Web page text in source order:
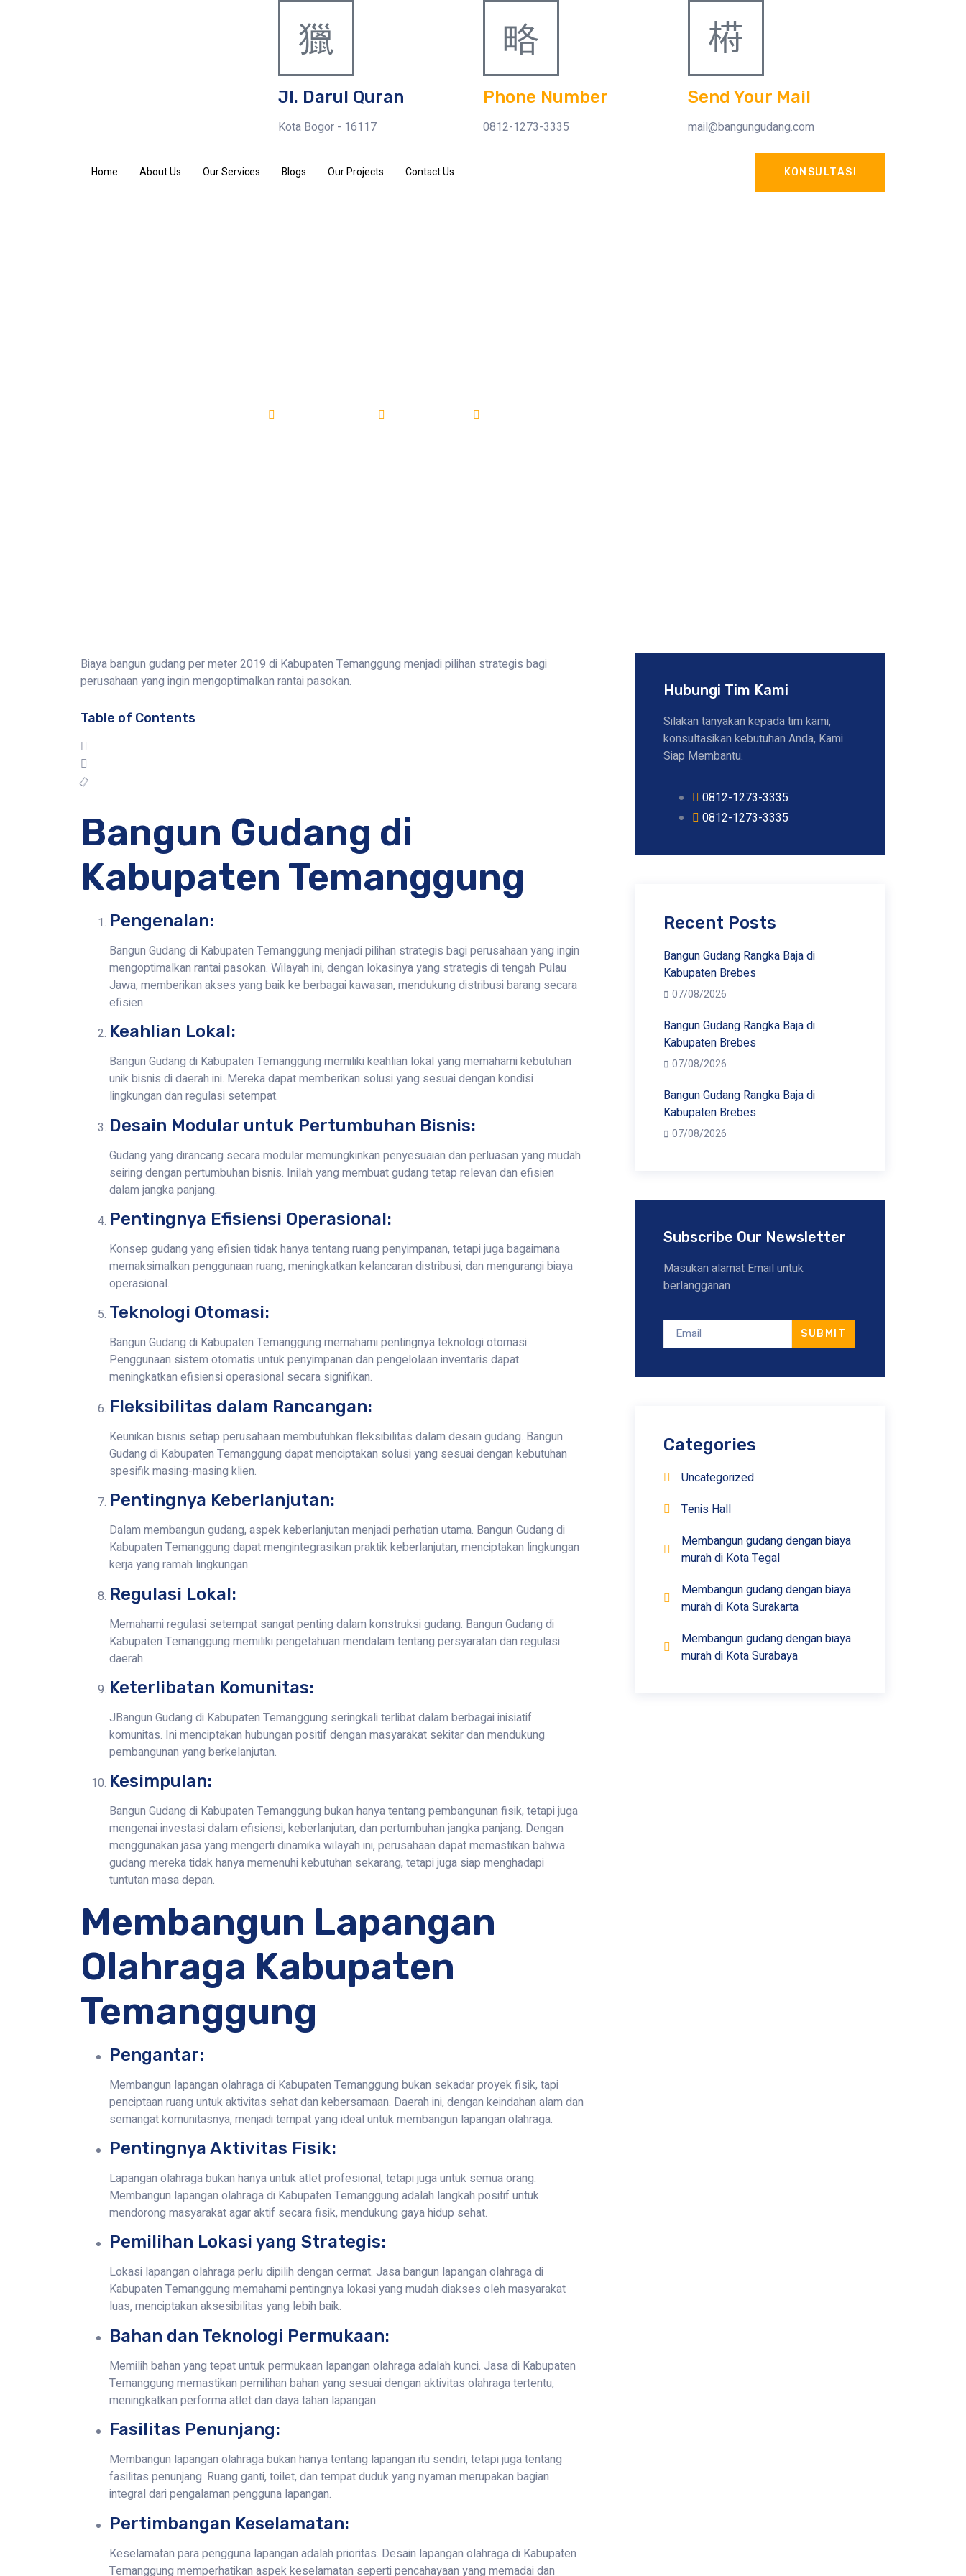
Jl. Darul Quran
Kota Bogor - 16117
Phone Number
0812-1273-3335
Send Your Mail
mail@bangungudang.com
Home About Us Our Services Blogs Our Projects Contact Us KONSULTASI
Biaya bangun gudang per meter 2019 di Kabupaten Temanggung menjadi pilihan strategis bagi
perusahaan yang ingin mengoptimalkan rantai pasokan.
Table of Contents
Bangun Gudang di
Kabupaten Temanggung
Pengenalan:
Bangun Gudang di Kabupaten Temanggung menjadi pilihan strategis bagi perusahaan yang ingin
mengoptimalkan rantai pasokan. Wilayah ini, dengan lokasinya yang strategis di tengah Pulau
Jawa, memberikan akses yang baik ke berbagai kawasan, mendukung distribusi barang secara
efisien.
Keahlian Lokal:
Bangun Gudang di Kabupaten Temanggung memiliki keahlian lokal yang memahami kebutuhan
unik bisnis di daerah ini. Mereka dapat memberikan solusi yang sesuai dengan kondisi
lingkungan dan regulasi setempat.
Desain Modular untuk Pertumbuhan Bisnis:
Gudang yang dirancang secara modular memungkinkan penyesuaian dan perluasan yang mudah
seiring dengan pertumbuhan bisnis. Inilah yang membuat gudang tetap relevan dan efisien
dalam jangka panjang.
Pentingnya Efisiensi Operasional:
Konsep gudang yang efisien tidak hanya tentang ruang penyimpanan, tetapi juga bagaimana
memaksimalkan penggunaan ruang, meningkatkan kelancaran distribusi, dan mengurangi biaya
operasional.
Teknologi Otomasi:
Bangun Gudang di Kabupaten Temanggung memahami pentingnya teknologi otomasi.
Penggunaan sistem otomatis untuk penyimpanan dan pengelolaan inventaris dapat
meningkatkan efisiensi operasional secara signifikan.
Fleksibilitas dalam Rancangan:
Keunikan bisnis setiap perusahaan membutuhkan fleksibilitas dalam desain gudang. Bangun
Gudang di Kabupaten Temanggung dapat menciptakan solusi yang sesuai dengan kebutuhan
spesifik masing-masing klien.
Pentingnya Keberlanjutan:
Dalam membangun gudang, aspek keberlanjutan menjadi perhatian utama. Bangun Gudang di
Kabupaten Temanggung dapat mengintegrasikan praktik keberlanjutan, menciptakan lingkungan
kerja yang ramah lingkungan.
Regulasi Lokal:
Memahami regulasi setempat sangat penting dalam konstruksi gudang. Bangun Gudang di
Kabupaten Temanggung memiliki pengetahuan mendalam tentang persyaratan dan regulasi
daerah.
Keterlibatan Komunitas:
JBangun Gudang di Kabupaten Temanggung seringkali terlibat dalam berbagai inisiatif
komunitas. Ini menciptakan hubungan positif dengan masyarakat sekitar dan mendukung
pembangunan yang berkelanjutan.
Kesimpulan:
Bangun Gudang di Kabupaten Temanggung bukan hanya tentang pembangunan fisik, tetapi juga
mengenai investasi dalam efisiensi, keberlanjutan, dan pertumbuhan jangka panjang. Dengan
menggunakan jasa yang mengerti dinamika wilayah ini, perusahaan dapat memastikan bahwa
gudang mereka tidak hanya memenuhi kebutuhan sekarang, tetapi juga siap menghadapi
tuntutan masa depan.
Membangun Lapangan
Olahraga Kabupaten
Temanggung
Pengantar:
Membangun lapangan olahraga di Kabupaten Temanggung bukan sekadar proyek fisik, tapi
penciptaan ruang untuk aktivitas sehat dan kebersamaan. Daerah ini, dengan keindahan alam dan
semangat komunitasnya, menjadi tempat yang ideal untuk membangun lapangan olahraga.
Pentingnya Aktivitas Fisik:
Lapangan olahraga bukan hanya untuk atlet profesional, tetapi juga untuk semua orang.
Membangun lapangan olahraga di Kabupaten Temanggung adalah langkah positif untuk
mendorong masyarakat agar aktif secara fisik, mendukung gaya hidup sehat.
Pemilihan Lokasi yang Strategis:
Lokasi lapangan olahraga perlu dipilih dengan cermat. Jasa bangun lapangan olahraga di
Kabupaten Temanggung memahami pentingnya lokasi yang mudah diakses oleh masyarakat
luas, menciptakan aksesibilitas yang lebih baik.
Bahan dan Teknologi Permukaan:
Memilih bahan yang tepat untuk permukaan lapangan olahraga adalah kunci. Jasa di Kabupaten
Temanggung memastikan pemilihan bahan yang sesuai dengan aktivitas olahraga tertentu,
meningkatkan performa atlet dan daya tahan lapangan.
Fasilitas Penunjang:
Membangun lapangan olahraga bukan hanya tentang lapangan itu sendiri, tetapi juga tentang
fasilitas penunjang. Ruang ganti, toilet, dan tempat duduk yang nyaman merupakan bagian
integral dari pengalaman pengguna lapangan.
Pertimbangan Keselamatan:
Keselamatan para pengguna lapangan adalah prioritas. Desain lapangan olahraga di Kabupaten
Temanggung memperhatikan aspek keselamatan seperti pencahayaan yang memadai dan
Hubungi Tim Kami
Silakan tanyakan kepada tim kami,
konsultasikan kebutuhan Anda, Kami
Siap Membantu.
0812-1273-3335
0812-1273-3335
Recent Posts
Bangun Gudang Rangka Baja di
Kabupaten Brebes
07/08/2026
Bangun Gudang Rangka Baja di
Kabupaten Brebes
07/08/2026
Bangun Gudang Rangka Baja di
Kabupaten Brebes
07/08/2026
Subscribe Our Newsletter
Masukan alamat Email untuk
berlangganan
SUBMIT
Categories
Uncategorized
Tenis Hall
Membangun gudang dengan biaya
murah di Kota Tegal
Membangun gudang dengan biaya
murah di Kota Surakarta
Membangun gudang dengan biaya
murah di Kota Surabaya